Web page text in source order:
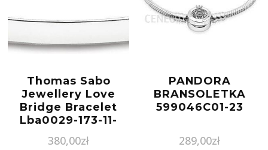
Thomas Sabo
Jewellery Love
Bridge Bracelet
Lba0029-173-11-
380,00zł
PANDORA
BRANSOLETKA
599046C01-23
289,00zł